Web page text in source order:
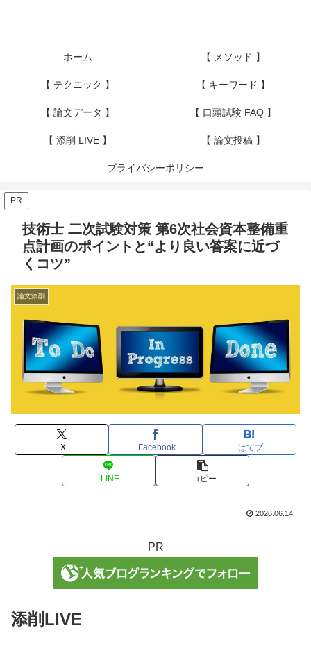
ホーム 【 メソッド 】
【 テクニック 】 【 キーワード 】
【 論文データ 】 【 口頭試験 FAQ 】
【 添削 LIVE 】 【 論文投稿 】
プライバシーポリシー
PR
技術士 二次試験対策 第6次社会資本整備重
点計画のポイントと“より良い答案に近づ
くコツ”
論文添削
X Facebook はてブ
LINE コピー
2026.06.14
PR
添削LIVE